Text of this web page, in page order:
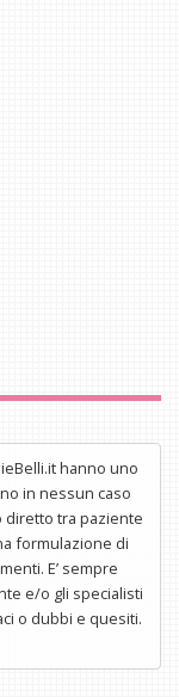
hanno uno
in nessun caso
diretto tra paziente
formulazione di
E’ sempre
e/o gli specialisti
o dubbi e quesiti.